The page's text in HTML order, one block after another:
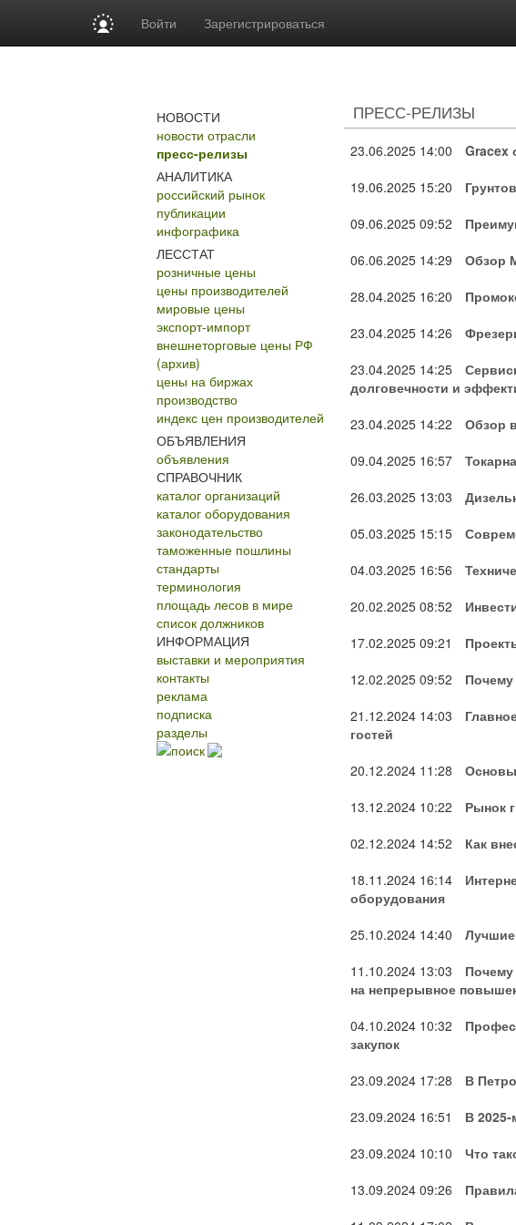
Войти Зарегистрироваться
НОВОСТИ
новости отрасли
пресс-релизы
АНАЛИТИКА
российский рынок
публикации
инфографика
ЛЕССТАТ
розничные цены
цены производителей
мировые цены
экспорт-импорт
внешнеторговые цены РФ
(архив)
цены на биржах
производство
индекс цен производителей
ОБЪЯВЛЕНИЯ
объявления
СПРАВОЧНИК
каталог организаций
каталог оборудования
законодательство
таможенные пошлины
стандарты
терминология
площадь лесов в мире
список должников
ИНФОРМАЦИЯ
выставки и мероприятия
контакты
реклама
подписка
разделы
поиск
ПРЕСС-РЕЛИЗЫ
23.06.2025 14:00
Gracex
19.06.2025 15:20
09.06.2025 09:52
06.06.2025 14:29
Обзор
28.04.2025 16:20
23.04.2025 14:26
23.04.2025 14:25
долговечности и
23.04.2025 14:22
Обзор
09.04.2025 16:57
26.03.2025 13:03
05.03.2025 15:15
04.03.2025 16:56
20.02.2025 08:52
17.02.2025 09:21
12.02.2025 09:52
21.12.2024 14:03
гостей
20.12.2024 11:28
Основы
13.12.2024 10:22
Рынок
02.12.2024 14:52
Как
18.11.2024 16:14
оборудования
25.10.2024 14:40
Лучшие
11.10.2024 13:03
на непрерывное
04.10.2024 10:32
закупок
23.09.2024 17:28
В
23.09.2024 16:51
В
23.09.2024 10:10
Что
13.09.2024 09:26